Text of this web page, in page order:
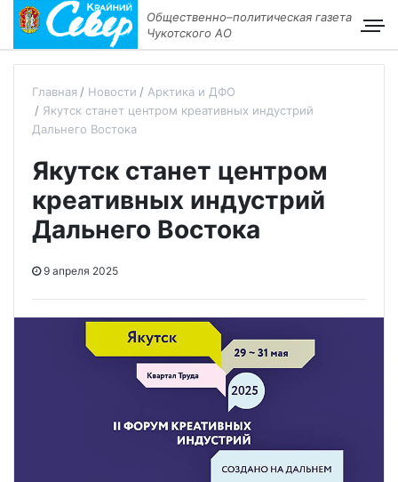
Общественно–политическая газета
Чукотского АО
Главная Новости
Арктика и ДФО
Якутск станет центром креативных индустрий
Дальнего Востока
Якутск станет центром
креативных индустрий
Дальнего Востока
9 апреля 2025